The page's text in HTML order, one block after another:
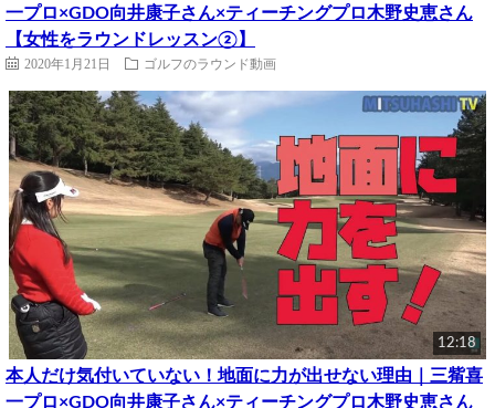
一プロ×GDO向井康子さん×ティーチングプロ木野史恵さん
【女性をラウンドレッスン②】
2020年1月21日 ゴルフのラウンド動画
12:18
本人だけ気付いていない！地面に力が出せない理由｜三觜喜
一プロ×GDO向井康子さん×ティーチングプロ木野史恵さん